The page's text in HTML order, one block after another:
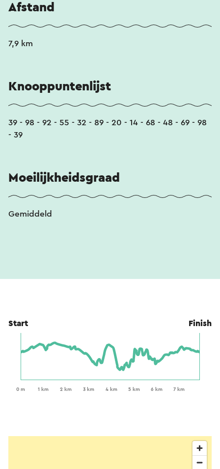
Afstand
7,9 km
Knooppuntenlijst
39 - 98 - 92 - 55 - 32 - 89 - 20 - 14 - 68 - 48 - 69 - 98
- 39
Moeilijkheidsgraad
Gemiddeld
Start Finish